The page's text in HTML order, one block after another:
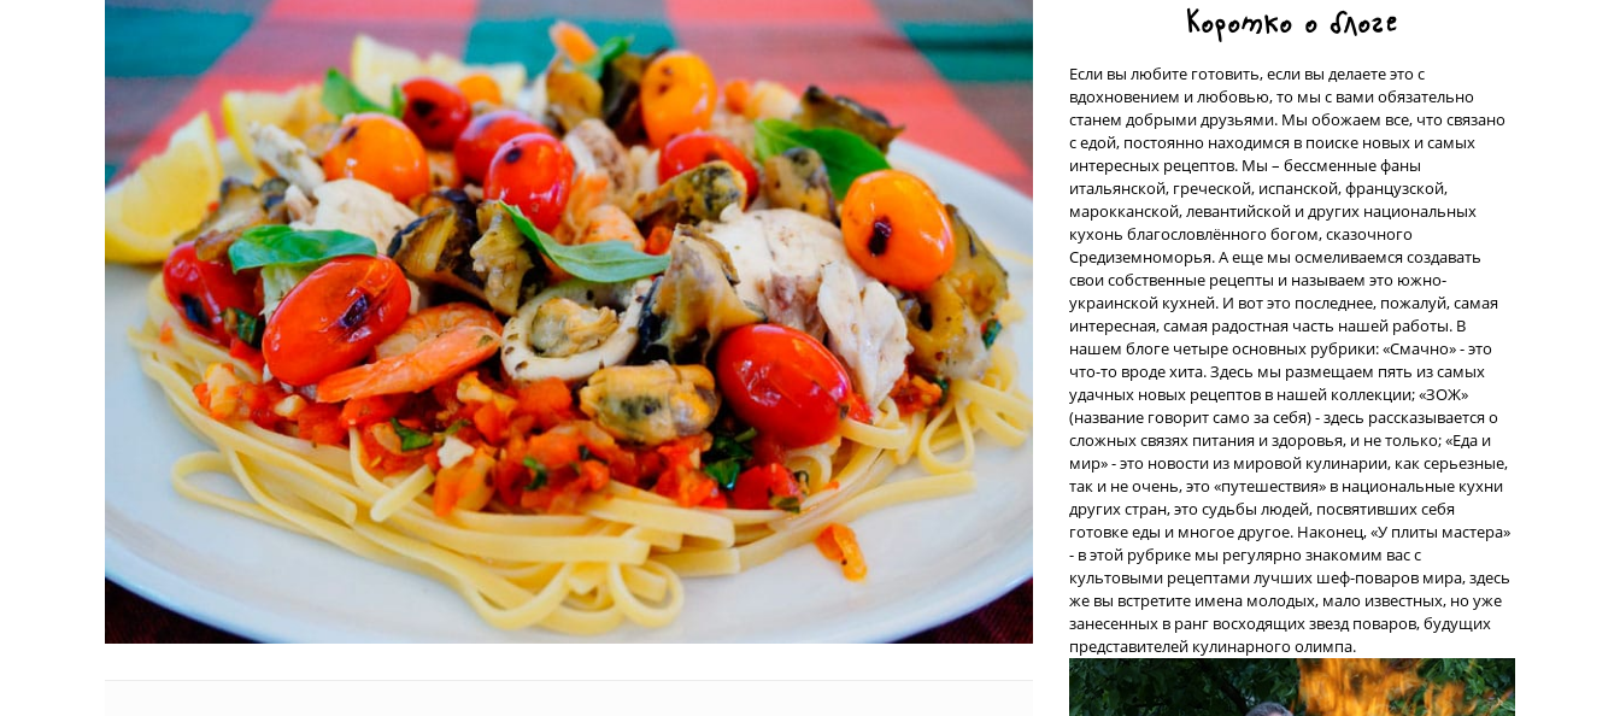
Коротко о блоге
Если вы любите готовить, если вы делаете это с
вдохновением и любовью, то мы с вами обязательно
станем добрыми друзьями. Мы обожаем все, что связано
с едой, постоянно находимся в поиске новых и самых
интересных рецептов. Мы – бессменные фаны
итальянской, греческой, испанской, французской,
марокканской, левантийской и других национальных
кухонь благословлённого богом, сказочного
Средиземноморья. А еще мы осмеливаемся создавать
свои собственные рецепты и называем это южно-
украинской кухней. И вот это последнее, пожалуй, самая
интересная, самая радостная часть нашей работы. В
нашем блоге четыре основных рубрики: «Смачно» - это
что-то вроде хита. Здесь мы размещаем пять из самых
удачных новых рецептов в нашей коллекции; «ЗОЖ»
(название говорит само за себя) - здесь рассказывается о
сложных связях питания и здоровья, и не только; «Еда и
мир» - это новости из мировой кулинарии, как серьезные,
так и не очень, это «путешествия» в национальные кухни
других стран, это судьбы людей, посвятивших себя
готовке еды и многое другое. Наконец, «У плиты мастера»
- в этой рубрике мы регулярно знакомим вас с
культовыми рецептами лучших шеф-поваров мира, здесь
же вы встретите имена молодых, мало известных, но уже
занесенных в ранг восходящих звезд поваров, будущих
представителей кулинарного олимпа.